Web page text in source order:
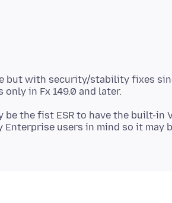
but with security/stability fixes
be the fist ESR to have the built-in
Enterprise users in mind so it may